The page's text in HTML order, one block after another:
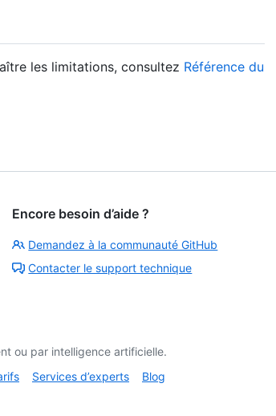
les limitations, consultez Référence du
Encore besoin d’aide ?
Demandez à la communauté GitHub
Contacter le support technique
ou par intelligence artificielle.
Services d’experts Blog